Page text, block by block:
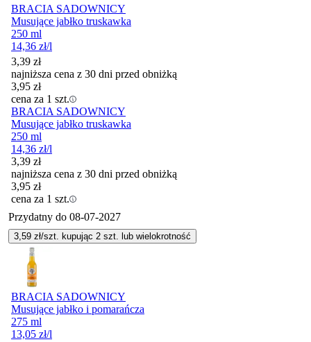
BRACIA SADOWNICY
Musujące jabłko truskawka
250 ml
14,36 zł/l
3,39 zł
najniższa cena z 30 dni przed obniżką
3,95 zł
cena za 1 szt.
BRACIA SADOWNICY
Musujące jabłko truskawka
250 ml
14,36 zł/l
3,39 zł
najniższa cena z 30 dni przed obniżką
3,95 zł
cena za 1 szt.
Przydatny do 08-07-2027
3,59 zł/szt. kupując 2 szt. lub wielokrotność
BRACIA SADOWNICY
Musujące jabłko i pomarańcza
275 ml
13,05 zł/l